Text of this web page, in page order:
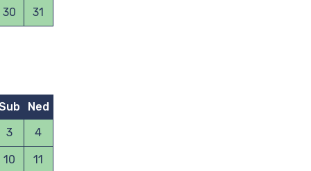
30 31
Ned
3
4
10 11